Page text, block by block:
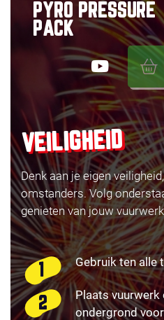
PYRO PRESSURE
PACK
VEILIGHEID
Denk aan je eigen
omstanders. Volg
genieten van jouw
Gebruik ten alle
Plaats vuurwerk
ondergrond